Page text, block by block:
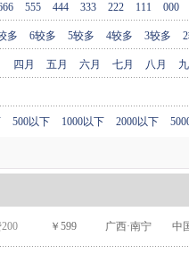
555 444 333 222 111 000
多 6较多 5较多 4较多 3较多
四月 五月 六月 七月 八月
500以下 1000以下 2000以下
￥599 广西·南宁 中